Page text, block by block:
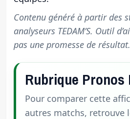
Contenu généré à partir des
analyseurs TEDAM’S. Outil
pas une promesse de
Rubrique Pronos
Pour comparer cette
autres matchs, retrouve